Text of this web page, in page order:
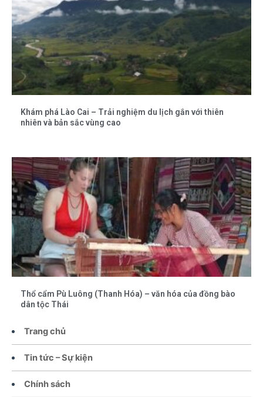
Trang chủ
Tin tức – Sự kiện
Chính sách
Khám phá Lào Cai – Trải nghiệm du lịch gắn với thiên
nhiên và bản sắc vùng cao
Thổ cẩm Pù Luông (Thanh Hóa) – văn hóa của đồng bào
dân tộc Thái